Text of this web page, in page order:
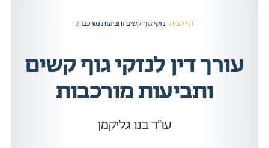
דף הבית »נזקי גוף קשים ותביעות מורכבות
עורך דין לנזקי גוף קשים
ותביעות מורכבות
עו״ד בנו גליקמן